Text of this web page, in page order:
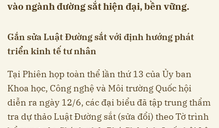
vào ngành đường sắt hiện đại, bền vững.
Gắn sửa Luật Đường sắt với định hướng phát
triển kinh tế tư nhân
Tại Phiên họp toàn thể lần thứ 13 của Ủy ban
Khoa học, Công nghệ và Môi trường Quốc hội
diễn ra ngày 12/6, các đại biểu đã tập trung thẩm
tra dự thảo Luật Đường sắt (sửa đổi) theo Tờ trình